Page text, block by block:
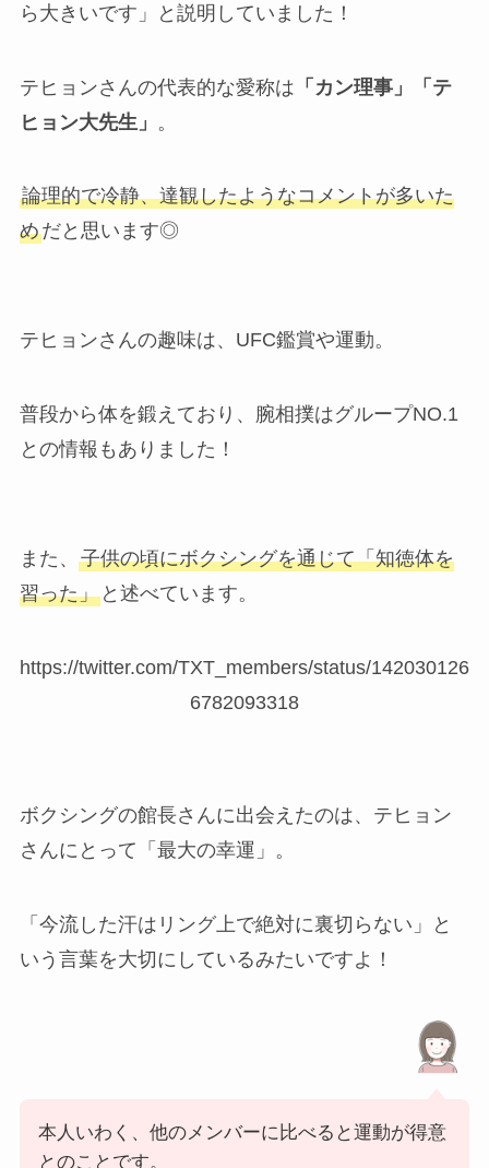
ら大きいです」と説明していました！
テヒョンさんの代表的な愛称は 「カン理事」「テ
ヒョン大先生」 。
論理的で冷静、達観したようなコメントが多いた
めだと思います◎
テヒョンさんの趣味は、UFC鑑賞や運動。
普段から体を鍛えており、腕相撲はグループNO.1
との情報もありました！
また、 子供の頃にボクシングを通じて「知徳体を
習った」と述べています。
https://twitter.com/TXT_members/status/142030126
6782093318
ボクシングの館長さんに出会えたのは、テヒョン
さんにとって「最大の幸運」。
「今流した汗はリング上で絶対に裏切らない」と
いう言葉を大切にしているみたいですよ！
本人いわく、他のメンバーに比べると運動が得意
とのことです。